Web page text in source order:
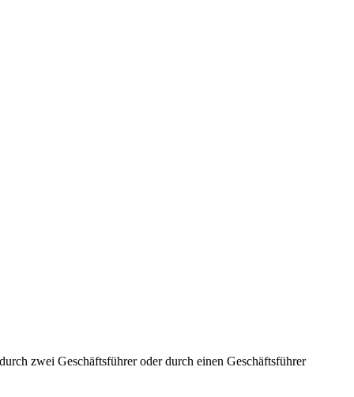
zwei Geschäftsführer oder durch einen Geschäftsführer